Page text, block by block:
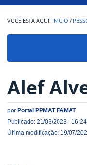
INÍCIO /
Alef
por Portal PPMAT FAMAT
Publicado: 21/03/2023 - 16:24
Última modificação: 19/07/